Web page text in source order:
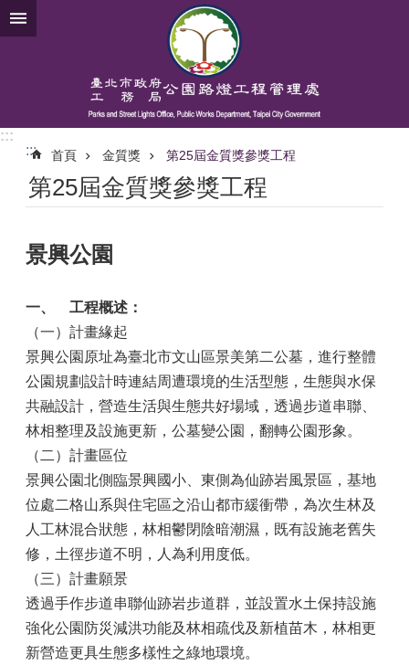
跳到主要內容區塊
:::
:::
首頁 金質獎 第25屆金質獎參獎工程
第25屆金質獎參獎工程
景興公園
一、
工程概述：
（一）計畫緣起
景興公園原址為臺北市文山區景美第二公墓，進行整體
公園規劃設計時連結周遭環境的生活型態，生態與水保
共融設計，營造生活與生態共好場域，透過步道串聯、
林相整理及設施更新，公墓變公園，翻轉公園形象。
（二）計畫區位
景興公園北側臨景興國小、東側為仙跡岩風景區，基地
位處二格山系與住宅區之沿山都市緩衝帶，為次生林及
人工林混合狀態，林相鬱閉陰暗潮濕，既有設施老舊失
修，土徑步道不明，人為利用度低。
（三）計畫願景
透過手作步道串聯仙跡岩步道群，並設置水土保持設施
強化公園防災減洪功能及林相疏伐及新植苗木，林相更
新營造更具生態多樣性之綠地環境。